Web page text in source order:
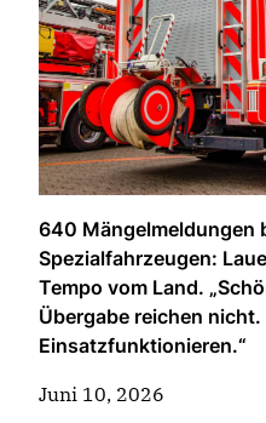
640 Mängelmeldungen
Spezialfahrzeugen:
Tempo vom Land.
Übergabe reichen
Einsatzfunktionieren.“
Juni 10, 2026